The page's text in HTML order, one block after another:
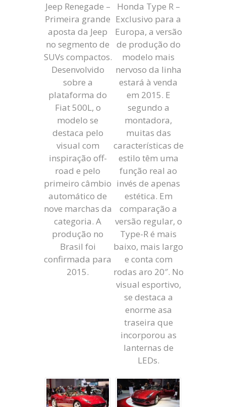
Jeep Renegade –
Primeira grande
aposta da Jeep
no segmento de
SUVs compactos.
Desenvolvido
sobre a
plataforma do
Fiat 500L, o
modelo se
destaca pelo
visual com
inspiração off-
road e pelo
primeiro câmbio
automático de
nove marchas da
categoria. A
produção no
Brasil foi
confirmada para
2015.
Honda Type R –
Exclusivo para a
Europa, a versão
de produção do
modelo mais
nervoso da linha
estará à venda
em 2015. E
segundo a
montadora,
muitas das
características de
estilo têm uma
função real ao
invés de apenas
estética. Em
comparação a
versão regular, o
Type-R é mais
baixo, mais largo
e conta com
rodas aro 20″. No
visual esportivo,
se destaca a
enorme asa
traseira que
incorporou as
lanternas de
LEDs.